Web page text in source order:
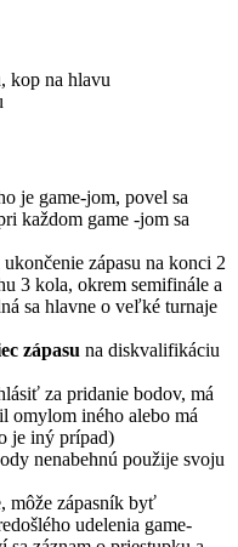
kop na hlavu
je game-jom, povel sa
každom game -jom sa
ukončenie zápasu na konci 2
3 kola, okrem semifinále a
sa hlavne o veľké turnaje
zápasu na diskvalifikáciu
za pridanie bodov, má
omylom iného alebo má
je iný prípad)
nenabehnú použije svoju
môže zápasník byť
udelenia game-